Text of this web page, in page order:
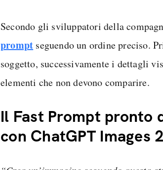
Secondo gli sviluppatori della
prompt seguendo un ordine preciso.
soggetto, successivamente i dettagli
elementi che non devono comparire.
Il Fast Prompt pronto
con ChatGPT Images